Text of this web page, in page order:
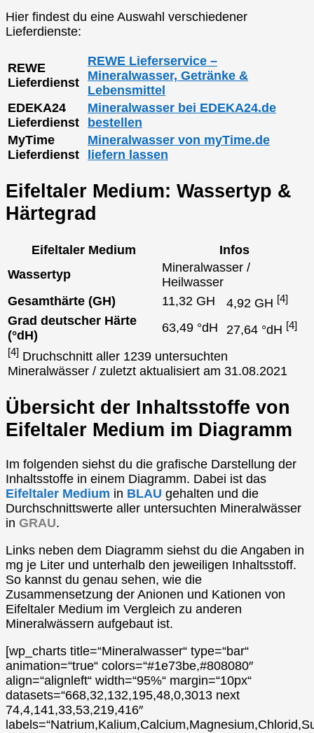
Hier findest du eine Auswahl verschiedener
Lieferdienste:
REWE
Lieferdienst
REWE Lieferservice –
Mineralwasser, Getränke &
Lebensmittel
EDEKA24
Lieferdienst
Mineralwasser bei EDEKA24.de
bestellen
MyTime
Lieferdienst
Mineralwasser von myTime.de
liefern lassen
Eifeltaler Medium: Wassertyp &
Härtegrad
Eifeltaler Medium
Infos
Wassertyp
Mineralwasser /
Heilwasser
Gesamthärte (GH)
11,32 GH 4,92 GH [4]
Grad deutscher Härte
(°dH)
63,49 °dH 27,64 °dH [4]
[4] Druchschnitt aller 1239 untersuchten
Mineralwässer / zuletzt aktualisiert am 31.08.2021
Übersicht der Inhaltsstoffe von
Eifeltaler Medium im Diagramm
Im folgenden siehst du die grafische Darstellung der
Inhaltsstoffe in einem Diagramm. Dabei ist das
Eifeltaler Medium in BLAU gehalten und die
Durchschnittswerte aller untersuchten Mineralwässer
in GRAU.
Links neben dem Diagramm siehst du die Angaben in
mg je Liter und unterhalb den jeweiligen Inhaltsstoff.
So kannst du genau sehen, wie die
Zusammensetzung der Anionen und Kationen von
Eifeltaler Medium im Vergleich zu anderen
Mineralwässern aufgebaut ist.
[wp_charts title=“Mineralwasser“ type=“bar“
animation=“true“ colors=“#1e73be,#808080″
align=“alignleft“ width=“95%“ margin=“10px“
datasets=“668,32,132,195,48,0,3013 next
74,4,141,33,53,219,416″